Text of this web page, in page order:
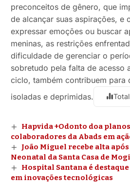
preconceitos de gênero, que
de alcançar suas aspirações, e
expressar emoções ou buscar
meninas, as restrições
dificuldade de gerenciar o
sobretudo pela falta de acesso
ciclo, também contribuem para
isoladas e deprimidas.
Hapvida +Odonto doa
colaboradores da Abads em
João Miguel recebe alta
Neonatal da Santa Casa de
Hospital Santana é
em inovações tecnológicas